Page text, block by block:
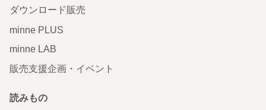
ダウンロード販売
minne PLUS
minne LAB
販売支援企画・イベント
読みもの